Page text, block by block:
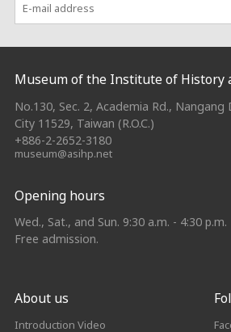
:::
Museum of the Institute of History
No.130, Sec. 2, Academia Rd., Nangang
City 11529, Taiwan (R.O.C.)
+886-2-2652-3180
museum@asihp.net
Opening hours
Wed., Sat., and Sun. 9:30 a.m. - 4:30 p.m.
Free admission.
About us
Introduction Video